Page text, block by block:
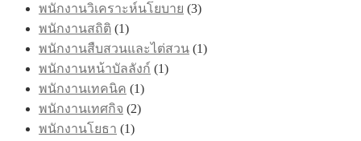
พนักงานวิเคราะห์นโยบาย (3)
พนักงานสถิติ (1)
พนักงานสืบสวนและไต่สวน (1)
พนักงานหน้าบัลลังก์ (1)
พนักงานเทคนิค (1)
พนักงานเทศกิจ (2)
พนักงานโยธา (1)